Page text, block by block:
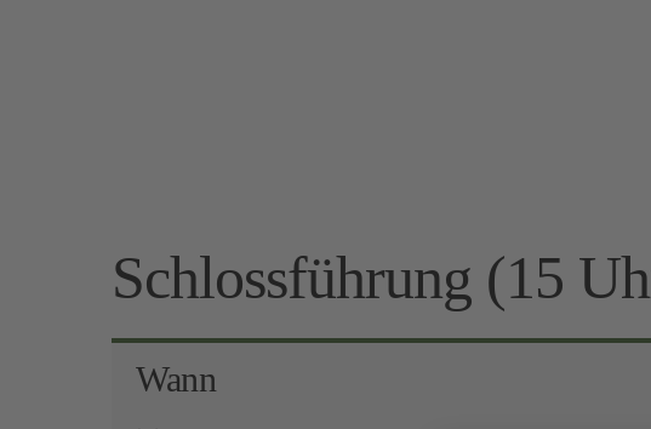
Schlossführung (15
Wann